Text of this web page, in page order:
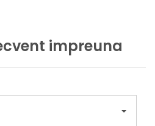
impreuna